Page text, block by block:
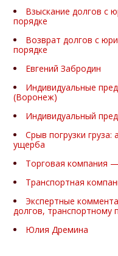
Взыскание долгов с
порядке
Возврат долгов с
порядке
Евгений Забродин
Индивидуальные
(Воронеж)
Индивидуальный
Срыв погрузки груза:
ущерба
Торговая компания
Транспортная
Экспертные
долгов, транспортному
Юлия Дремина